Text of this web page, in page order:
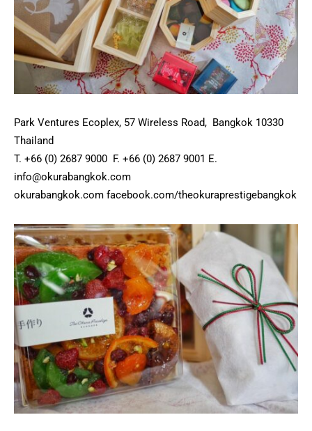
Park Ventures Ecoplex, 57 Wireless Road, Bangkok 10330
Thailand
T. +66 (0) 2687 9000 F. +66 (0) 2687 9001 E.
info@okurabangkok.com
okurabangkok.com facebook.com/theokuraprestigebangkok